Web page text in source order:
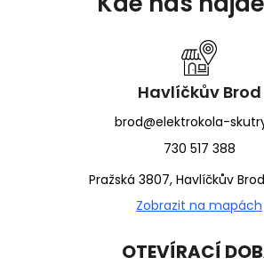
Havlíčkův Brod
brod@elektrokola-
730 517 388
Pražská 3807, Havlíčkův
Zobrazit na mapách
OTEVÍRACÍ